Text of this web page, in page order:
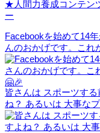
★人間力養成コンテン
ー
Facebookを始めて14
んのおかげです。これ
皆さんは スポーツす
ね？ あるいは 大事な